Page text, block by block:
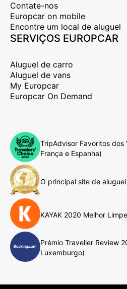
Contate-nos
Europcar on mobile
Encontre um local de aluguel
SERVIÇOS EUROPCAR
Aluguel de carro
Aluguel de vans
My Europcar
Europcar On Demand
TripAdvisor Favoritos dos
França e Espanha)
O principal site de
KAYAK 2020 Melhor
Prémio Traveller Review
Luxemburgo)